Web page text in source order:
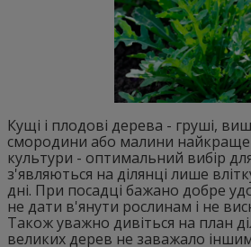
Кущі і плодові дерева - груші,
смородини або малини найкраще
культури - оптимальний вибір
з'являються на ділянці лише
дні. При посадці бажано добре
не дати в'янути рослинам і не
Також уважно дивіться на план
великих дерев не заважало